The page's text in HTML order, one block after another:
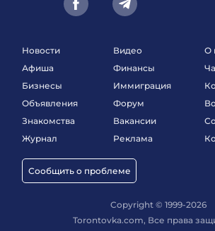
Новости
Афиша
Бизнесы
Объявления
Знакомства
Журнал
Сообщить о проблеме
Видео
Финансы
Иммиграция
Форум
Вакансии
Реклама
О
Copyright © 1999-2026
Torontovka.com, Все права